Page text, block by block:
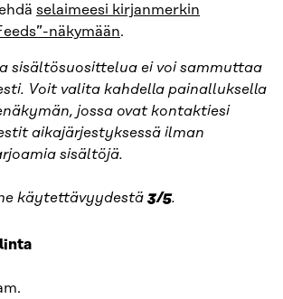
selaimeesi kirjanmerkin
näkymään.
sisältösuosittelua ei voi sammuttaa
Voit valita kahdella painalluksella
jossa ovat kontaktiesi
aikajärjestyksessä ilman
sisältöjä.
käytettävyydestä 3/5.